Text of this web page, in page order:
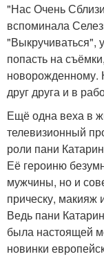
"Нас Очень
вспоминала
"Выкручиваться",
попасть на
новорожденному.
друг друга и в
Ещё одна веха в
телевизионный
роли пани
Её героиню
мужчины, но и
прическу, макияж
Ведь пани
была настоящей
новинки